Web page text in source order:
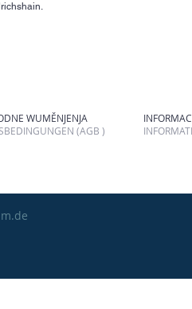
WUMĚNJENJA
(AGB )